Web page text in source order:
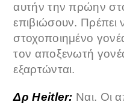
αυτήν την πρώην
επιβιώσουν. Πρέπει
στοχοποιημένο
τον αποξενωτή
εξαρτώνται.
Δρ Heitler: Ναι. Οι